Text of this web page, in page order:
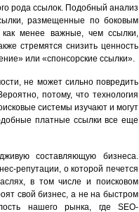
рода ссылок. Подобный анализ
размещенные по боковым
как менее важные, чем ссылки,
стремятся снизить ценность
или «спонсорские ссылки».
не может сильно повредить
потому, что технология
системы изучают и могут
платные ссылки все еще
составляющую бизнеса.
репутации, о которой печется
в том числе и поисковом
свой бизнес, а не на быстром
нашего рынка, где SEO-